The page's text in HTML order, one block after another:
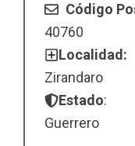
Código
40760
Localidad:
Zirandaro
Estado:
Guerrero